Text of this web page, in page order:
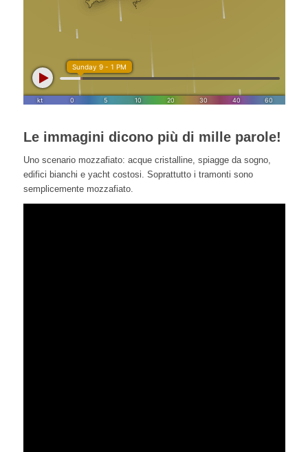
Le immagini dicono più di mille parole!
Uno scenario mozzafiato: acque cristalline, spiagge da sogno,
edifici bianchi e yacht costosi. Soprattutto i tramonti sono
semplicemente mozzafiato.